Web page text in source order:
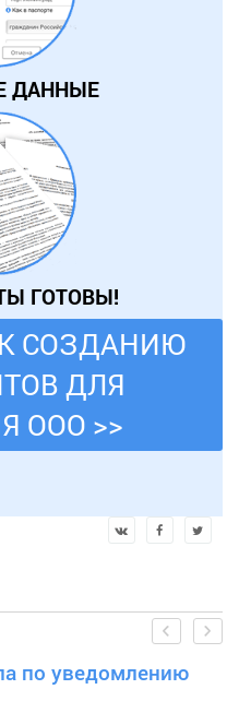
ДАННЫЕ
ГОТОВЫ!
СОЗДАНИЮ
ДЛЯ
ООО >>
по уведомлению
prev next